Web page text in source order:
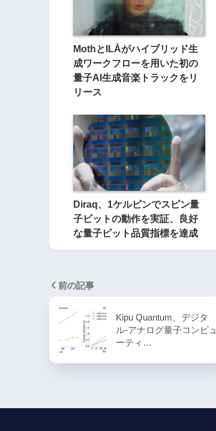
MothとILĀがハイブリッド生
成ワークフローを用いた初の
量子AI生成音楽トラックをリ
リース
Diraq、1ケルビンでスピン量
子ビットの動作を実証、良好
な量子ビット品質指標を達成
前の記事
Kipu Quantum、デジタ
ル-アナログ量子コンピュ
ーティ…